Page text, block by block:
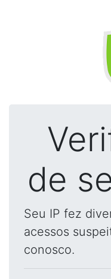
de
Seu IP fez
acessos
conosco.